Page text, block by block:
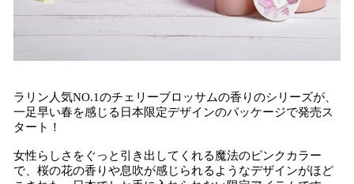
ラリン人気NO.1のチェリーブロッサムの香りのシリーズが、
一足早い春を感じる日本限定デザインのパッケージで発売ス
タート！
女性らしさをぐっと引き出してくれる魔法のピンクカラー
で、桜の花の香りや息吹が感じられるようなデザインがほど